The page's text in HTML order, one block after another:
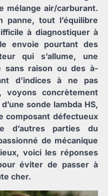
mélange air/carburant.
panne, tout l’équilibre
à diagnostiquer à
envoie pourtant des
qui s’allume, une
sans raison ou des à-
d’indices à ne pas
voyons concrètement
sonde lambda HS,
composant défectueux
d’autres parties du
de mécanique
voici les réponses
éviter de passer à
cher.